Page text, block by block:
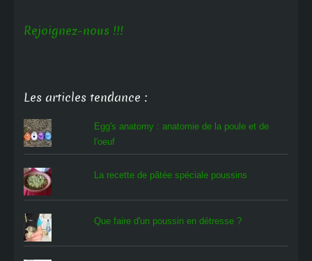
Rejoignez-nous !!!
Les articles tendance :
Egg's anatomy : anatomie de la poule et de
l'oeuf
La recette de pâtée spéciale poussins
Que faire d'un poussin en détresse ?